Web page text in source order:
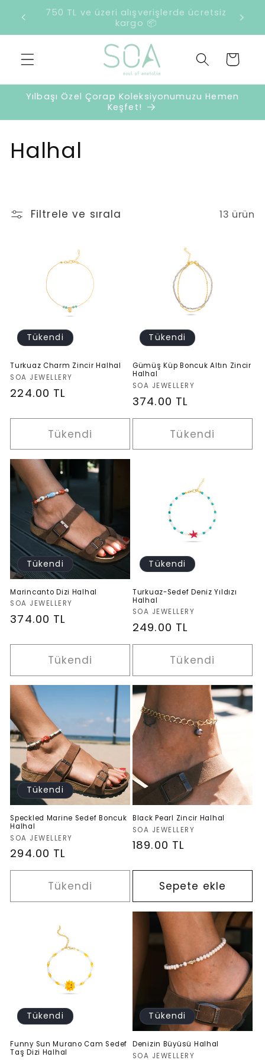
İçeriğe
atla
2500 TL ve üzeri harcamalarda sürpriz
hediye 🎁
Sepet
Yılbaşı Özel Çorap Koleksiyonumuzu Hemen
Keşfet!
K
l
y
o
n
:
Halhal
Filtrele ve sırala 13 ürün
Tükendi
Turkuaz Charm Zincir Halhal
Satıcı:
SOA JEWELLERY
Normal
224.00 TL
Tükendi
Tükendi
Gümüş Küp Boncuk Altın Zincir
Halhal
Satıcı:
SOA JEWELLERY
Normal
fiyat
374.00 TL
Tükendi
Tükendi
Marincanto Dizi Halhal
Satıcı:
SOA JEWELLERY
Normal
374.00 TL
Tükendi
Tükendi
Turkuaz-Sedef Deniz Yıldızı
Halhal
Satıcı:
SOA JEWELLERY
Normal
fiyat
249.00 TL
Tükendi
Tükendi
Speckled Marine Sedef Boncuk
Halhal
Satıcı:
SOA JEWELLERY
Normal
fiyat
294.00 TL
Tükendi
Black Pearl Zincir Halhal
Satıcı:
SOA JEWELLERY
Normal
189.00 TL
Sepete ekle
Tükendi
Funny Sun Murano Cam Sedef
Taş Dizi Halhal
Tükendi
Denizin Büyüsü Halhal
Satıcı:
SOA JEWELLERY